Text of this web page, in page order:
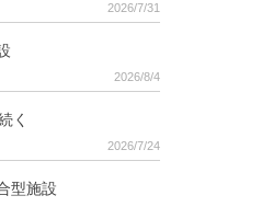
2026/7/31
2026/8/4
く
2026/7/24
型施設